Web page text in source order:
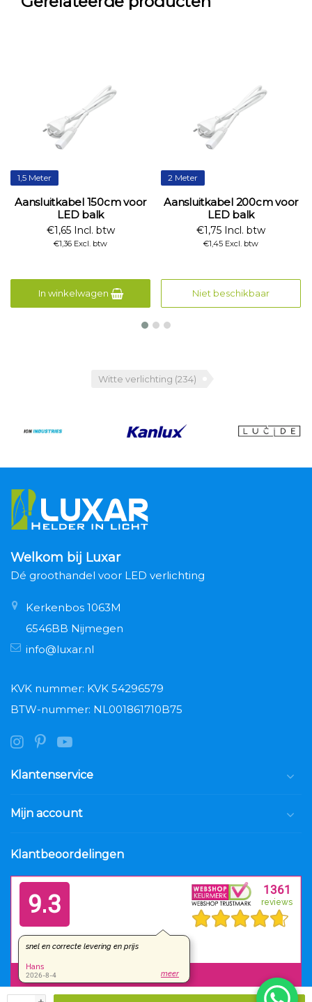
1,5 Meter
Aansluitkabel 150cm voor
LED balk
€1,65 Incl. btw
€1,36 Excl. btw
In winkelwagen
2 Meter
Aansluitkabel 200cm voor
LED balk
€1,75 Incl. btw
€1,45 Excl. btw
Niet beschikbaar
Witte verlichting (234)
Welkom bij Luxar
Dé groothandel voor LED verlichting
Kerkenbos 1063M
6546BB Nijmegen
info@luxar.nl
KVK nummer: KVK 54296579
BTW-nummer: NL001861710B75
Klantenservice
Mijn account
Klantbeoordelingen